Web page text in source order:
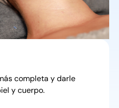
completa y darle
y cuerpo.